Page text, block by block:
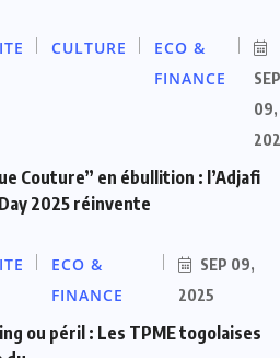
CULTURE
ECO &
FINANCE
SEP
09,
Couture” en ébullition : l’Adjafi
2025 réinvente
ECO &
FINANCE
SEP 09,
2025
ou péril : Les TPME togolaises